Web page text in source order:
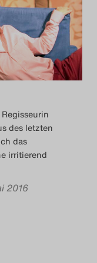
Blog
Blog
Blog
Blog
des letzten
das
irritierend
2016